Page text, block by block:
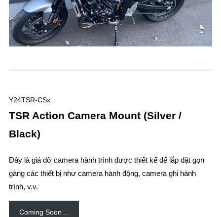
Y24TSR-CSx
TSR Action Camera Mount (Silver /
Black)
Đây là giá đỡ camera hành trình được thiết kế để lắp đặt gọn
gàng các thiết bị như camera hành động, camera ghi hành
trình, v.v.
Coming Soon…